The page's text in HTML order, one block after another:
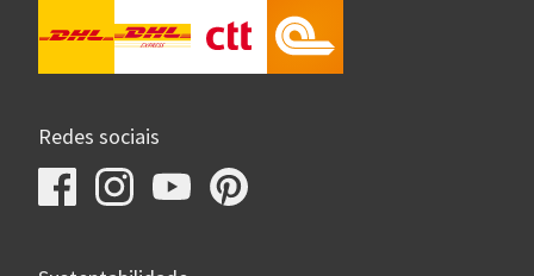
Redes sociais